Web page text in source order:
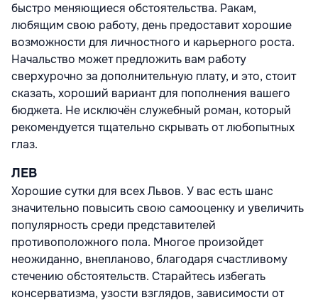
быстро меняющиеся обстоятельства. Ракам,
любящим свою работу, день предоставит хорошие
возможности для личностного и карьерного роста.
Начальство может предложить вам работу
сверхурочно за дополнительную плату, и это, стоит
сказать, хороший вариант для пополнения вашего
бюджета. Не исключён служебный роман, который
рекомендуется тщательно скрывать от любопытных
глаз.
ЛЕВ
Хорошие сутки для всех Львов. У вас есть шанс
значительно повысить свою самооценку и увеличить
популярность среди представителей
противоположного пола. Многое произойдет
неожиданно, внепланово, благодаря счастливому
стечению обстоятельств. Старайтесь избегать
консерватизма, узости взглядов, зависимости от